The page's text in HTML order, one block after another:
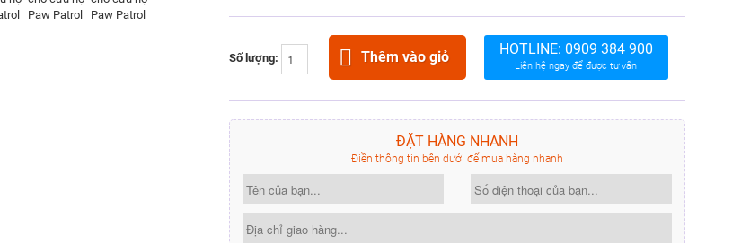
Số lượng: Thêm vào giỏ HOTLINE: 0909 384 900
Liên hệ ngay để được tư vấn
ĐẶT HÀNG NHANH
Điền thông tin bên dưới để mua hàng nhanh